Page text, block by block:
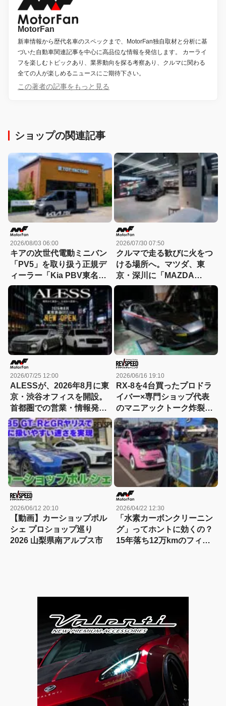
MotorFan
新車情報から歴代名車のスペックまで、MotorFan独自取材と分析に基
づいた自動車関連記事を中心に高品位な情報を発信します。 カーライ
フを楽しむトピックあり、業界動向を探る考察あり、クルマに関わる
全ての人が楽しめるニュースにご期待下さい。
この著者の記事をもっと見る
ショップの関連記事
2026/08/03 06:00
キアの次世代電動ミニバン
「PV5」を取り扱う正規デ
ィーラー「Kia PBV東名横
浜」が南町田グランベリー
パーク内にオープン！
2026/07/30 07:50
クルマで走る歓びに火をつ
ける場所へ。マツダ、東
京・深川に「MAZDA
HERITAGE SPACE
FUKAGAWA」を開設
2026/07/25 12:00
ALESSが、2026年8月に東
京・渋谷オフィスを開設。
首都圏での営業・情報発信
体制を強化
2026/06/16 19:10
RX-8を4台買ったプロドラ
イバー×専門ショップ代表
のマニアックトーク炸裂！
歴代ロードスター/RX-8を
楽しむ OVER DRIVE編
2026/06/12 20:10
【動画】カーショップポル
シェ プロショップ巡り
2026 山梨県南アルプス市
2026/04/22 12:30
「水素カーボンクリーニン
グ」ってホントに効くの？
15年落ち12万kmのフィア